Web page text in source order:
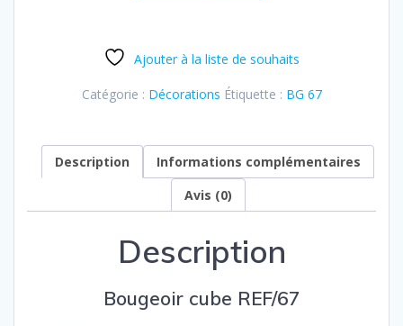
Ajouter à la liste de souhaits
Catégorie : Décorations Étiquette : BG 67
Description
Informations complémentaires
Avis (0)
Description
Bougeoir cube REF/67